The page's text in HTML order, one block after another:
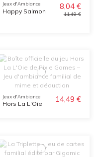
Jeux d'Ambiance
Happy Salmon 8,04 €
11,49 €
Jeux d'Ambiance
Hors La L'Oie 14,49 €